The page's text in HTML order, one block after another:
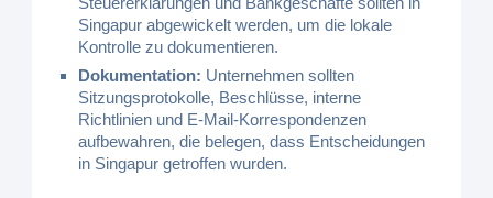
Singapur abgewickelt werden, um die lokale
Kontrolle zu dokumentieren.
Dokumentation: Unternehmen sollten
Sitzungsprotokolle, Beschlüsse, interne
Richtlinien und E-Mail-Korrespondenzen
aufbewahren, die belegen, dass Entscheidungen
in Singapur getroffen wurden.